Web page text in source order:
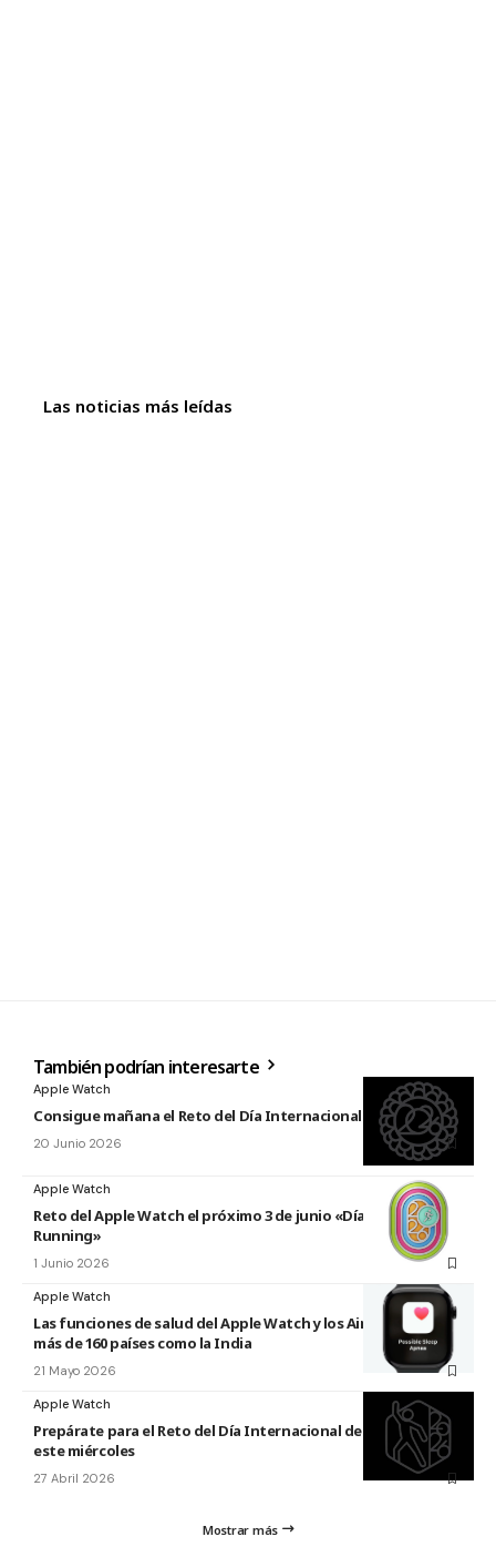
Las noticias más leídas
También podrían interesarte
Apple Watch
Consigue mañana el Reto del Día Internacional del Yoga 2026
20 Junio 2026
Apple Watch
Reto del Apple Watch el próximo 3 de junio «Día Mundial del
Running»
1 Junio 2026
Apple Watch
Las funciones de salud del Apple Watch y los AirPods llegan a
más de 160 países como la India
21 Mayo 2026
Apple Watch
Prepárate para el Reto del Día Internacional de la Danza 2026
este miércoles
27 Abril 2026
Mostrar más